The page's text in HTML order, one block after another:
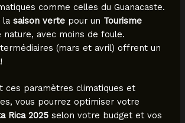
comme celles du Guanacaste.
lasaison verte pour un Tourisme
avec moins de foule.
(mars et avril) offrent un
ces paramètres climatiques et
vous pourrez optimiser votre
Rica 2025selon votre budget et vos